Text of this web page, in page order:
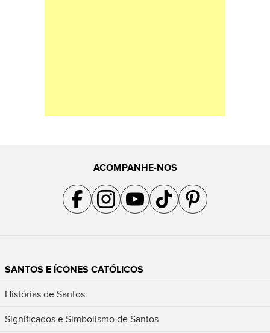
ACOMPANHE-NOS
Acompanhe a gente no Facebook
Acompanhe a gente no Instagram
Acompanhe a gente no YouTube
Acompanhe a gente no TikTok
Acompanhe a gente no
SANTOS E ÍCONES CATÓLICOS
Histórias de Santos
Significados e Simbolismo de Santos